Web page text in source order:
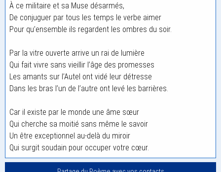
À ce militaire et sa Muse désarmés,
De conjuguer par tous les temps le verbe aimer
Pour qu’ensemble ils regardent les ombres du soir.
Par la vitre ouverte arrive un rai de lumière
Qui fait vivre sans vieillir l’âge des promesses
Les amants sur l’Autel ont vidé leur détresse
Dans les bras l’un de l’autre ont levé les barrières.
Car il existe par le monde une âme sœur
Qui cherche sa moitié sans même le savoir
Un être exceptionnel au-delà du miroir
Qui surgit soudain pour occuper votre cœur.